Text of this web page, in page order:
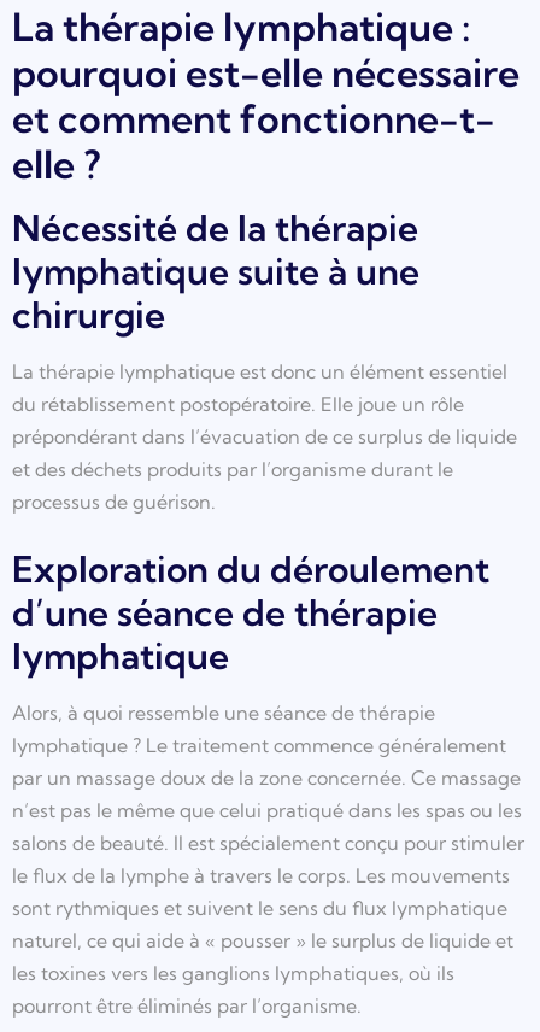
La thérapie lymphatique :
pourquoi est-elle nécessaire
et comment fonctionne-t-
elle ?
Nécessité de la thérapie
lymphatique suite à une
chirurgie
La thérapie lymphatique est donc un élément essentiel
du rétablissement postopératoire. Elle joue un rôle
prépondérant dans l’évacuation de ce surplus de liquide
et des déchets produits par l’organisme durant le
processus de guérison.
Exploration du déroulement
d’une séance de thérapie
lymphatique
Alors, à quoi ressemble une séance de thérapie
lymphatique ? Le traitement commence généralement
par un massage doux de la zone concernée. Ce massage
n’est pas le même que celui pratiqué dans les spas ou les
salons de beauté. Il est spécialement conçu pour stimuler
le flux de la lymphe à travers le corps. Les mouvements
sont rythmiques et suivent le sens du flux lymphatique
naturel, ce qui aide à « pousser » le surplus de liquide et
les toxines vers les ganglions lymphatiques, où ils
pourront être éliminés par l’organisme.